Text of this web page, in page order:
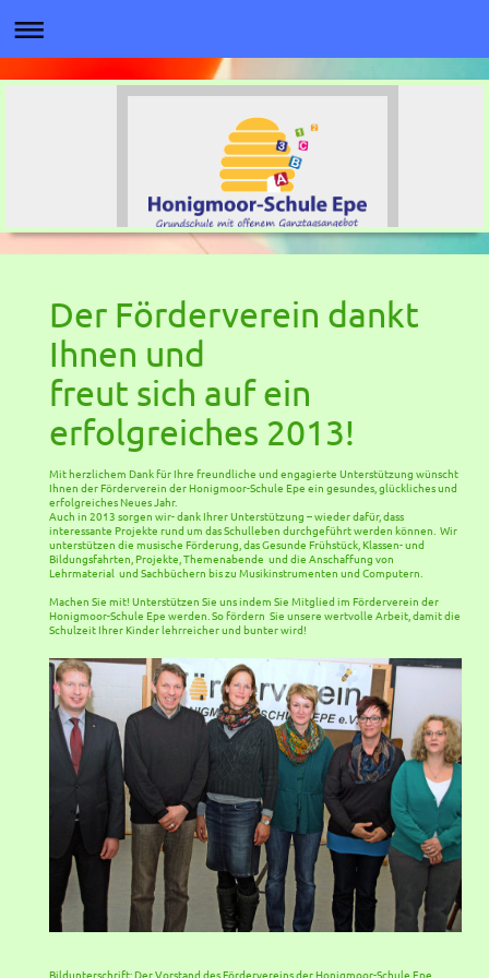
Der Förderverein dankt
Ihnen und
freut sich auf ein
erfolgreiches 2013!
Mit herzlichem Dank für Ihre freundliche und engagierte Unterstützung wünscht
Ihnen der Förderverein der Honigmoor-Schule Epe ein gesundes, glückliches und
erfolgreiches Neues Jahr.
Auch in 2013 sorgen wir- dank Ihrer Unterstützung – wieder dafür, dass
interessante Projekte rund um das Schulleben durchgeführt werden können. Wir
unterstützen die musische Förderung, das Gesunde Frühstück, Klassen- und
Bildungsfahrten, Projekte, Themenabende und die Anschaffung von
Lehrmaterial und Sachbüchern bis zu Musikinstrumenten und Computern.
Machen Sie mit! Unterstützen Sie uns indem Sie Mitglied im Förderverein der
Honigmoor-Schule Epe werden. So fördern Sie unsere wertvolle Arbeit, damit die
Schulzeit Ihrer Kinder lehrreicher und bunter wird!
Bildunterschrift: Der Vorstand des Fördervereins der Honigmoor-Schule Epe